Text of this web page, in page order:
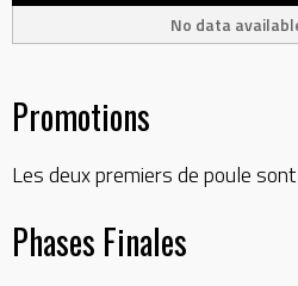
No data
Promotions
Les deux premiers de poule
Phases Finales